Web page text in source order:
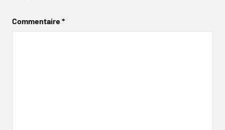
Commentaire*